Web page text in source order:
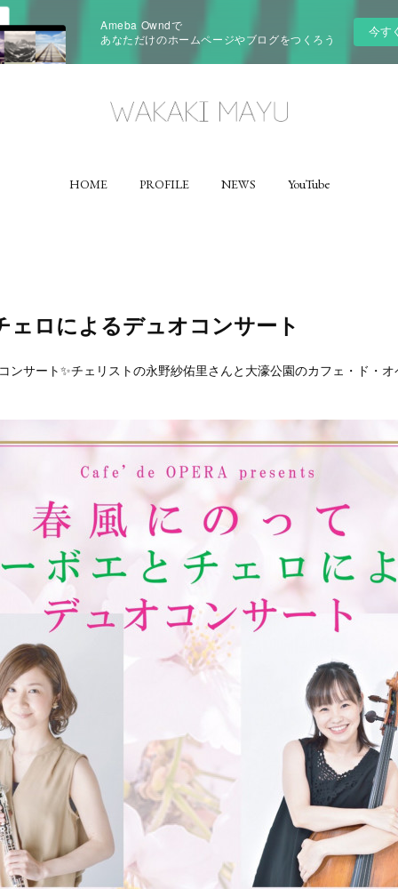
Ameba Owndで
あなただけのホームページやブログをつくろう
今す
HOME PROFILE NEWS YouTube
ェロによるデュオコンサート
ンサート✨チェリストの永野紗佑里さんと大濠公園のカフェ・ド・